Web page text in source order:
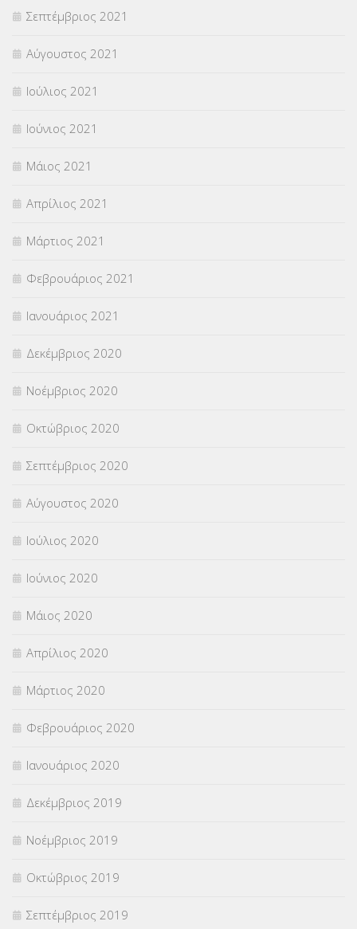
Σεπτέμβριος 2021
Αύγουστος 2021
Ιούλιος 2021
Ιούνιος 2021
Μάιος 2021
Απρίλιος 2021
Μάρτιος 2021
Φεβρουάριος 2021
Ιανουάριος 2021
Δεκέμβριος 2020
Νοέμβριος 2020
Οκτώβριος 2020
Σεπτέμβριος 2020
Αύγουστος 2020
Ιούλιος 2020
Ιούνιος 2020
Μάιος 2020
Απρίλιος 2020
Μάρτιος 2020
Φεβρουάριος 2020
Ιανουάριος 2020
Δεκέμβριος 2019
Νοέμβριος 2019
Οκτώβριος 2019
Σεπτέμβριος 2019